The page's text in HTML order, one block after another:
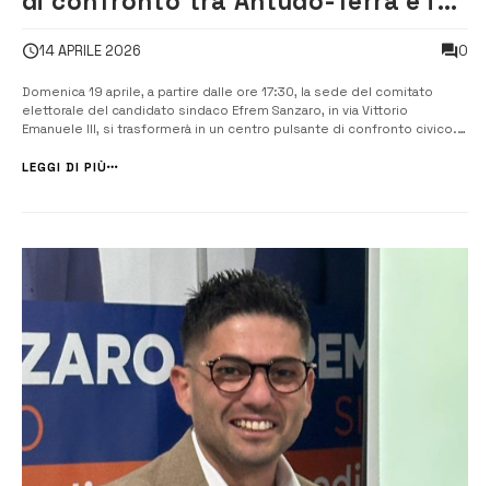
14 APRILE 2026 0
Domenica 19 aprile, a partire dalle ore 17:30, la sede del comitato
elettorale del candidato sindaco Efrem Sanzaro, in via Vittorio
Emanuele III, si trasformerà in un centro pulsante di confronto civico. ​
costruzione di una “municipalità condivisa”. ​Partendo d...
LEGGI DI PIÙ